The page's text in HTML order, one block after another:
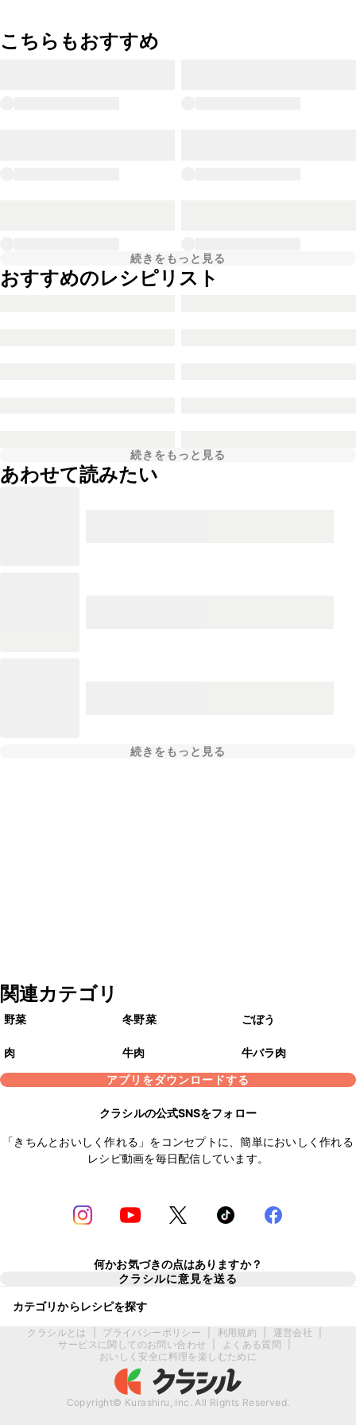
こちらもおすすめ
続きをもっと見る
おすすめのレシピリスト
続きをもっと見る
あわせて読みたい
続きをもっと見る
関連カテゴリ
野菜 冬野菜 ごぼう
肉 牛肉
牛バラ肉
アプリをダウンロードする
クラシルの公式SNSをフォロー
「きちんとおいしく作れる」をコンセプトに、簡単においしく作れる
レシピ動画を毎日配信しています。
何かお気づきの点はありますか？
クラシルに意見を送る
カテゴリからレシピを探す
クラシルとは プライバシーポリシー 利用規約 運営会社
サービスに関してのお問い合わせ
よくある質問
おいしく安全に料理を楽しむために
Copyright© Kurashiru, Inc. All Rights Reserved.